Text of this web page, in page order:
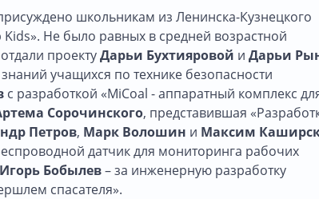
школьникам из Ленинска-Кузнецкого
Kids». Не было равных в средней возрастной
проектуДарьи Бухтияровой и Дарьи
учащихся по технике безопасности
с разработкой «MiCoal - аппаратный комплекс
Сорочинского, представившая
Петров, Марк Волошин и Максим
датчик для мониторинга рабочих
Игорь Бобылев– за инженерную разработку
спасателя».